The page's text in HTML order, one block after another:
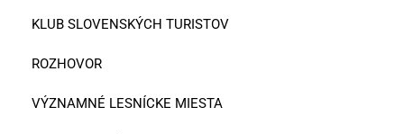
KLUB SLOVENSKÝCH TURISTOV
ROZHOVOR
VÝZNAMNÉ LESNÍCKE MIESTA